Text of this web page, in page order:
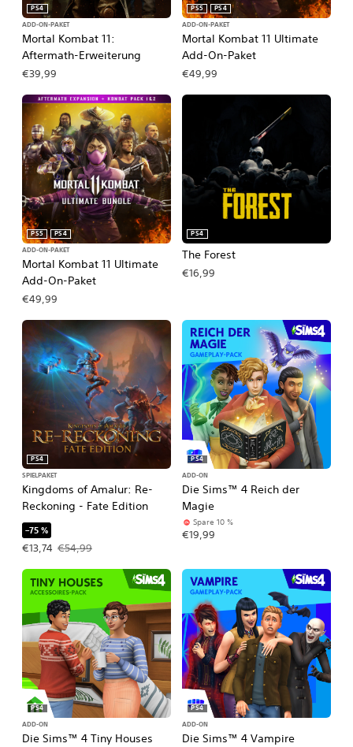
Mortal Kombat 11:
Aftermath-Erweiterung
PS4
ADD-ON-PAKET
€39,99
Mortal Kombat 11 Ultimate
Add-On-Paket
PS5
PS4
ADD-ON-PAKET
€49,99
Mortal Kombat 11 Ultimate
Add-On-Paket
PS5
PS4
ADD-ON-PAKET
€49,99
The Forest
PS4
€16,99
Kingdoms of Amalur: Re-
Reckoning - Fate Edition
PS4
SPIELPAKET
–75 %
€13,74
Angebotspreis: €13,74 Ursprünglicher Preis: €54,99
€54,99
Die Sims™ 4 Reich der
Magie
PS4
ADD-ON
Spare 10 %
€19,99
Die Sims™ 4 Tiny Houses
PS4
ADD-ON
Die Sims™ 4 Vampire
PS4
ADD-ON